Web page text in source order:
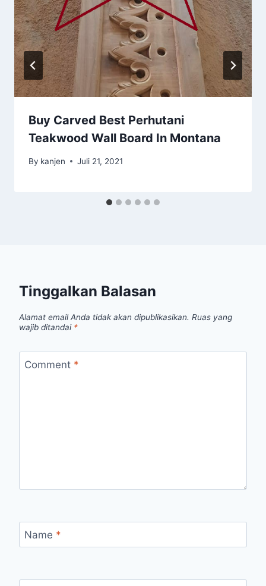
Buy Carved Best Perhutani
Teakwood Wall Board In Montana
By kanjen Juli 21, 2021
Tinggalkan Balasan
Alamat email Anda tidak akan dipublikasikan. Ruas yang
wajib ditandai *
Comment *
Name *